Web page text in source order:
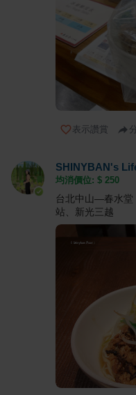
表示讚賞
SHINYBAN's
均消價位: $ 250
台北中山—春水堂
站、新光三越